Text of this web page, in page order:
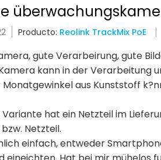
Producto: Reolink TrackMix PoE
gute Verarbeirung, gute
kann in der Verarbeitung
Monatgewinkel aus Kunststoff
Variante hat ein Netzteil im
Netzteil.
einfach, entweder